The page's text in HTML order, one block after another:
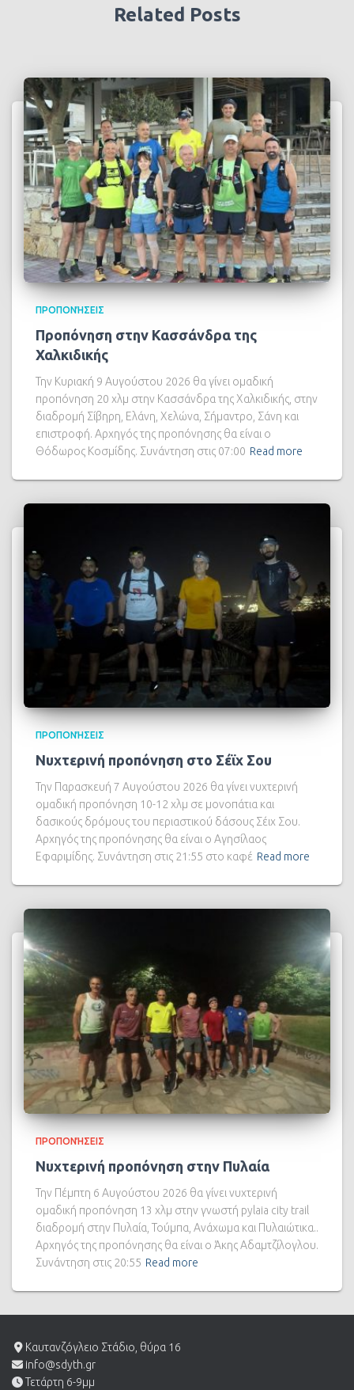
Related Posts
ΠΡΟΠΟΝΉΣΕΙΣ
Προπόνηση στην Κασσάνδρα της
Χαλκιδικής
Την Κυριακή 9 Αυγούστου 2026 θα γίνει ομαδική
προπόνηση 20 χλμ στην Κασσάνδρα της Χαλκιδικής, στην
διαδρομή Σίβηρη, Ελάνη, Χελώνα, Σήμαντρο, Σάνη και
επιστροφή. Αρχηγός της προπόνησης θα είναι ο
Θόδωρος Κοσμίδης. Συνάντηση στις 07:00 Read more
ΠΡΟΠΟΝΉΣΕΙΣ
Νυχτερινή προπόνηση στο Σέϊχ Σου
Την Παρασκευή 7 Αυγούστου 2026 θα γίνει νυχτερινή
ομαδική προπόνηση 10-12 χλμ σε μονοπάτια και
δασικούς δρόμους του περιαστικού δάσους Σέιχ Σου.
Αρχηγός της προπόνησης θα είναι ο Αγησίλαος
Εφαριμίδης. Συνάντηση στις 21:55 στο καφέ Read more
ΠΡΟΠΟΝΉΣΕΙΣ
Νυχτερινή προπόνηση στην Πυλαία
Την Πέμπτη 6 Αυγούστου 2026 θα γίνει νυχτερινή
ομαδική προπόνηση 13 χλμ στην γνωστή pylaia city trail
διαδρομή στην Πυλαία, Τούμπα, Ανάχωμα και Πυλαιώτικα..
Αρχηγός της προπόνησης θα είναι ο Άκης Αδαμτζίλογλου.
Συνάντηση στις 20:55 Read more
Καυτανζόγλειο Στάδιο, θύρα 16
info@sdyth.gr
Τετάρτη 6-9μμ